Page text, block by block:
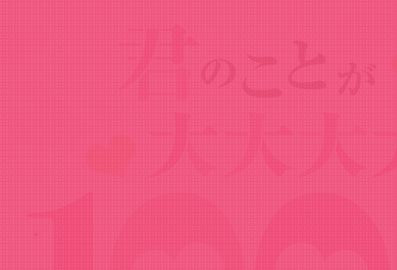
Goods
クリスマスプリケーキ2023